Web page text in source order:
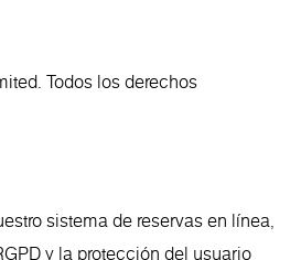
Todos los derechos
sistema de reservas en línea,
y la protección del usuario